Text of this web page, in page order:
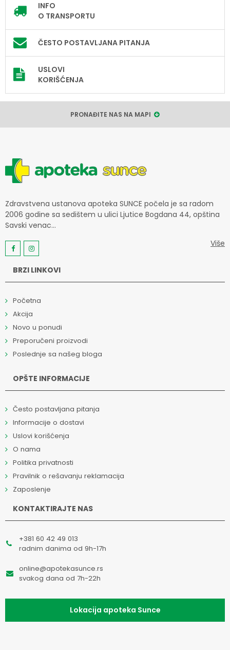
INFO
O TRANSPORTU
ČESTO POSTAVLJANA PITANJA
USLOVI
KORIŠĆENJA
PRONAĐITE NAS NA MAPI
Zdravstvena ustanova apoteka SUNCE počela je sa radom
2006 godine sa sedištem u ulici Ljutice Bogdana 44, opština
Savski venac...
Više
BRZI LINKOVI
Početna
Akcija
Novo u ponudi
Preporučeni proizvodi
Poslednje sa našeg bloga
OPŠTE INFORMACIJE
Često postavljana pitanja
Informacije o dostavi
Uslovi korišćenja
O nama
Politika privatnosti
Pravilnik o rešavanju reklamacija
Zaposlenje
KONTAKTIRAJTE NAS
+381 60 42 49 013
radnim danima od 9h-17h
online@apotekasunce.rs
svakog dana od 7h-22h
Lokacija apoteka Sunce